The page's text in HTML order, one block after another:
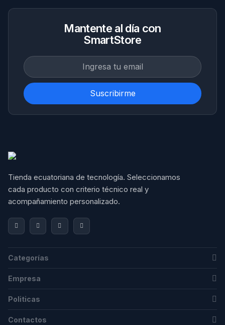
Mantente al día con
SmartStore
Suscribirme
Tienda ecuatoriana de tecnología. Seleccionamos
cada producto con criterio técnico real y
acompañamiento personalizado.
Categorías
Empresa
Politicas
Contactos